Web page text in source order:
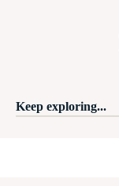
Keep exploring...